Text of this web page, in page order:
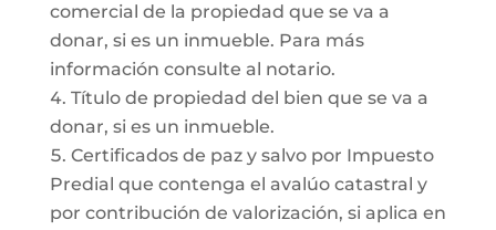
comercial de la propiedad que se va a
donar, si es un inmueble. Para más
información consulte al notario.
Título de propiedad del bien que se va a
donar, si es un inmueble.
Certificados de paz y salvo por Impuesto
Predial que contenga el avalúo catastral y
por contribución de valorización, si aplica en